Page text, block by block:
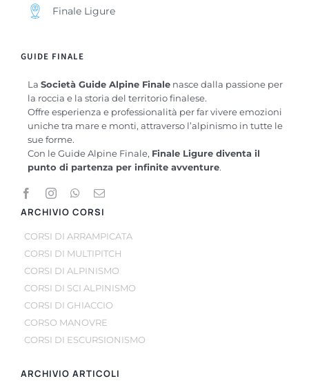
Finale Ligure
GUIDE FINALE
La Società Guide Alpine Finalenasce dalla passione per
la roccia e la storia del territorio finalese.
Offre esperienza e professionalità per far vivere emozioni
uniche tra mare e monti, attraverso l’alpinismo in tutte le
sue forme.
Con le Guide Alpine Finale, Finale Ligure diventa il
punto di partenza per infinite avventure.
ARCHIVIO CORSI
CORSI DI ARRAMPICATA
CORSI DI MULTIPITCH
CORSI DI ALPINISMO
CORSI DI SCI ALPINISMO
CORSI DI GHIACCIO
CORSO MANOVRE
CORSI DI ESCURSIONISMO
ARCHIVIO ARTICOLI